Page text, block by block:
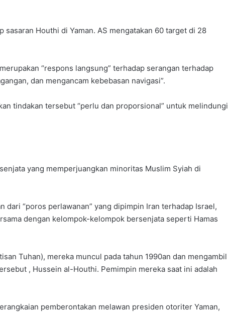
Houthi di Yaman. AS mengatakan 60 target di 28
“respons langsung” terhadap serangan terhadap
dan mengancam kebebasan navigasi”.
tindakan tersebut “perlu dan proporsional” untuk melindungi
yang memperjuangkan minoritas Muslim Syiah di
dari “poros perlawanan” yang dipimpin Iran terhadap Israel,
dengan kelompok-kelompok bersenjata seperti Hamas
Tuhan), mereka muncul pada tahun 1990an dan mengambil
, Hussein al-Houthi. Pemimpin mereka saat ini adalah
pemberontakan melawan presiden otoriter Yaman,